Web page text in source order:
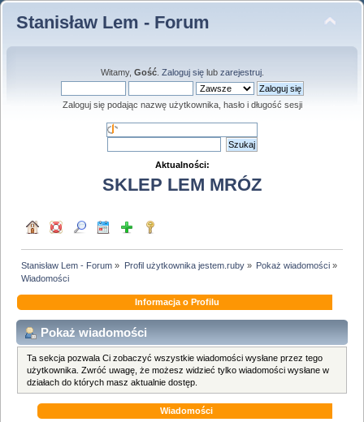
Stanisław Lem - Forum
Witamy, Gość. Zaloguj sięlub zarejestruj.
Zaloguj się podając nazwę użytkownika, hasło i długość sesji
Aktualności:
SKLEP LEM MRÓZ
Stanisław Lem - Forum » Profil użytkownika jestem.ruby» Pokaż wiadomości»
Wiadomości
Informacja o Profilu
Pokaż wiadomości
Ta sekcja pozwala Ci zobaczyć wszystkie wiadomości wysłane przez tego
użytkownika. Zwróć uwagę, że możesz widzieć tylko wiadomości wysłane w
działach do których masz aktualnie dostęp.
Wiadomości